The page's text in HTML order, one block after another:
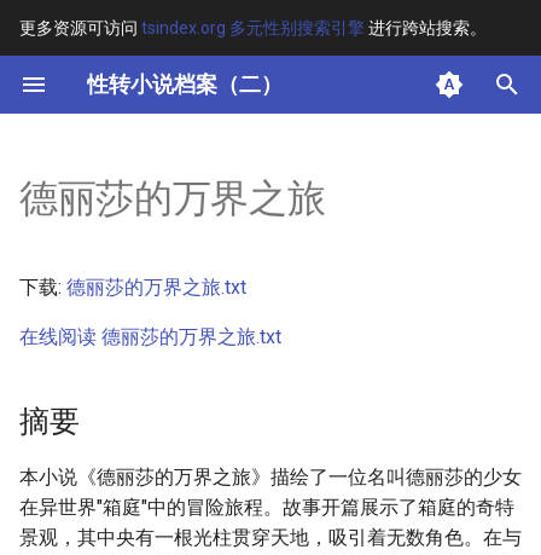
更多资源可访问 tsindex.org 多元性别搜索引擎进行跨站搜索。
性转小说档案（二）
键
开
搜
索
其他信息
正文
德丽莎的万界之旅
下载: 德丽莎的万界之旅.txt
在线阅读 德丽莎的万界之旅.txt
摘要
本小说《德丽莎的万界之旅》描绘了一位名叫德丽莎的少女
在异世界"箱庭"中的冒险旅程。故事开篇展示了箱庭的奇特
景观，其中央有一根光柱贯穿天地，吸引着无数角色。在与